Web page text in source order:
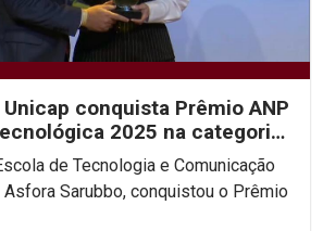
conquista Prêmio ANP
2025 na categoria
de Tecnologia e Comunicação
Asfora Sarubbo, conquistou o Prêmio